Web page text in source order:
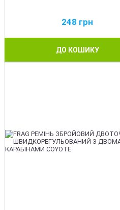
248 грн
ДО КОШИКУ